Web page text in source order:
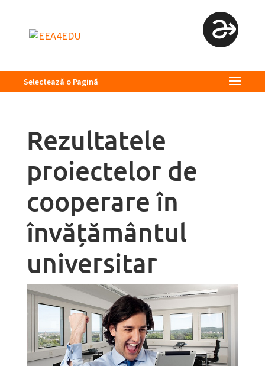
Selectează o Pagină
Rezultatele
proiectelor de
cooperare în
învățământul
universitar